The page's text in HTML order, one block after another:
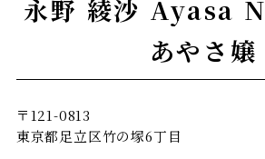
永野 綾沙 Ayasa
あやさ嬢
〒121-0813
東京都足立区竹の塚6丁目